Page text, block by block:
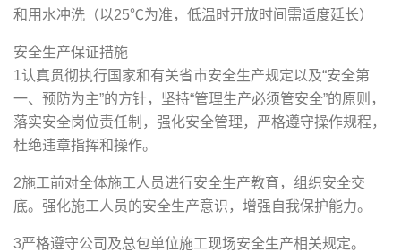
和用水冲洗（以25℃为准，低温时开放时间需适度延长）
安全生产保证措施
1认真贯彻执行国家和有关省市安全生产规定以及“安全第
一、预防为主”的方针，坚持“管理生产必须管安全”的原则，
落实安全岗位责任制，强化安全管理，严格遵守操作规程，
杜绝违章指挥和操作。
2施工前对全体施工人员进行安全生产教育，组织安全交
底。强化施工人员的安全生产意识，增强自我保护能力。
3严格遵守公司及总包单位施工现场安全生产相关规定。